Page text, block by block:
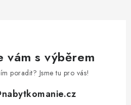
vám s výběrem
poradit? Jsme tu pro vás!
nabytkomanie.cz